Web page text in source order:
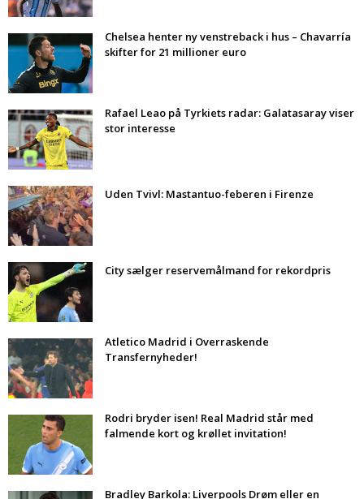
Chelsea henter ny venstreback i hus – Chavarría
skifter for 21 millioner euro
Rafael Leao på Tyrkiets radar: Galatasaray viser
stor interesse
Uden Tvivl: Mastantuo-feberen i Firenze
City sælger reservemålmand for rekordpris
Atletico Madrid i Overraskende
Transfernyheder!
Rodri bryder isen! Real Madrid står med
falmende kort og krøllet invitation!
Bradley Barkola: Liverpools Drøm eller en